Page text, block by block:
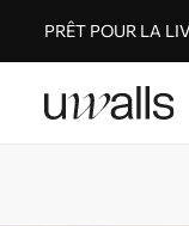
PRÊT POUR LA